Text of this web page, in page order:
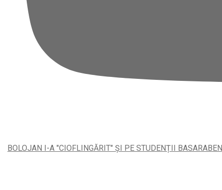
BOLOJAN I-A "CIOFLINGĂRIT" ȘI PE STUDENȚII